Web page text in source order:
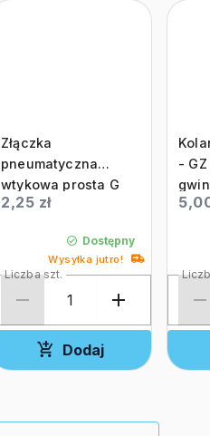
Złączka
pneumatyczna
wtykowa prosta G
1/4 8mm
2,25 zł
Dostępny
Wysyłka jutro!
Liczba szt.
Dodaj
- GZ